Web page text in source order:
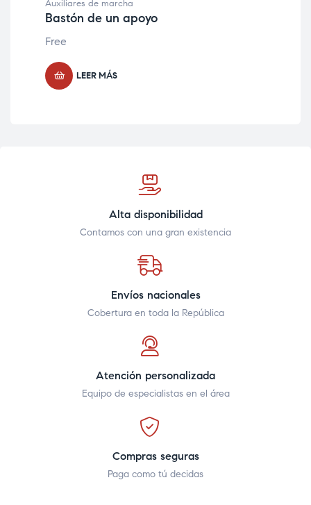
Auxiliares de marcha
Bastón de un apoyo
Free
LEER MÁS
Alta disponibilidad
Contamos con una gran existencia
Envíos nacionales
Cobertura en toda la República
Atención personalizada
Equipo de especialistas en el área
Compras seguras
Paga como tú decidas